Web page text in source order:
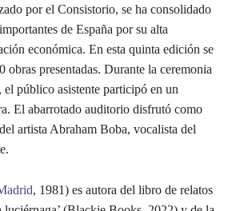
por el Consistorio, se ha consolidado
de España por su alta
económica. En esta quinta edición se
obras presentadas. Durante la ceremonia
el público asistente participó en un
El abarrotado auditorio disfrutó como
artista Abraham Boba, vocalista del
, 1981) es autora del libro de relatos